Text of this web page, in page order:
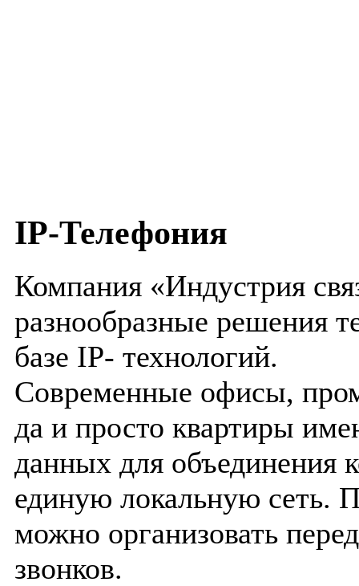
IP-Телефония
Компания «Индустрия
разнообразные решения
базе IP- технологий.
Современные офисы,
да и просто квартиры
данных для объединения
единую локальную сеть.
можно организовать
звонков.